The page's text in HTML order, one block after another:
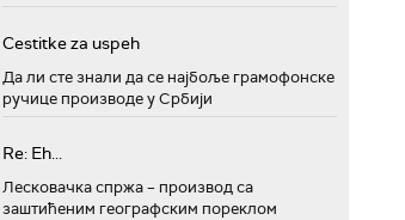
Cestitke za uspeh
Да ли сте знали да се најбоље грамофонске
ручице производе у Србији
Re: Eh...
Лесковачка спржа – производ са
заштићеним географским пореклом